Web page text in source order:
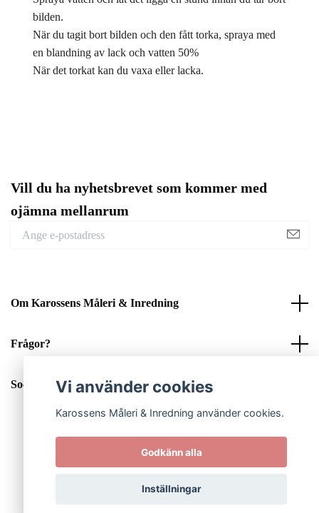
bilden.
När du tagit bort bilden och den fått torka, spraya med
en blandning av lack och vatten 50%
När det torkat kan du vaxa eller lacka.
Vill du ha nyhetsbrevet som kommer med
ojämna mellanrum
Om Karossens Måleri & Inredning
Frågor?
Sociala medier
© 2026 Karossens Måleri & Inredning
Vi använder cookies
Karossens Måleri & Inredning använder cookies.
Godkänn alla
Inställningar